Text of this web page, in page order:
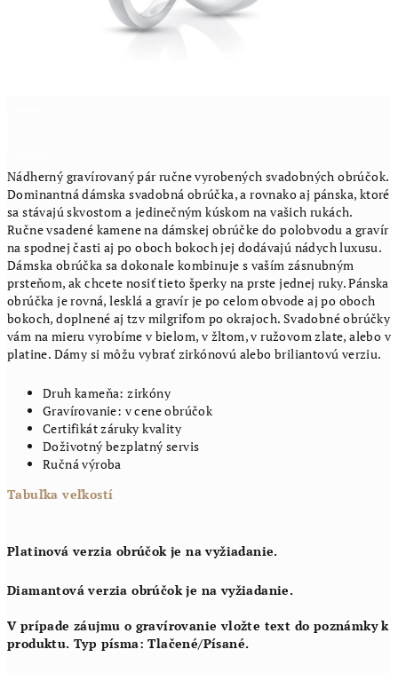
Nádherný gravírovaný pár ručne vyrobených svadobných obrúčok.
Dominantná dámska svadobná obrúčka, a rovnako aj pánska, ktoré
sa stávajú skvostom a jedinečným kúskom na vašich rukách.
Ručne vsadené kamene na dámskej obrúčke do polobvodu a gravír
na spodnej časti aj po oboch bokoch jej dodávajú nádych luxusu.
Dámska obrúčka sa dokonale kombinuje s vaším zásnubným
prsteňom, ak chcete nosiť tieto šperky na prste jednej ruky. Pánska
obrúčka je rovná, lesklá a gravír je po celom obvode aj po oboch
bokoch, doplnené aj tzv milgrifom po okrajoch. Svadobné obrúčky
vám na mieru vyrobíme v bielom, v žltom, v ružovom zlate, alebo v
platine. Dámy si môžu vybrať zirkónovú alebo briliantovú verziu.
Druh kameňa: zirkóny
Gravírovanie: v cene obrúčok
Certifikát záruky kvality
Doživotný bezplatný servis
Ručná výroba
Tabuľka veľkostí
Platinová verzia obrúčok je na vyžiadanie.
Diamantová verzia obrúčok je na vyžiadanie.
V prípade záujmu o gravírovanie vložte text do poznámky k
produktu. Typ písma: Tlačené/Písané.